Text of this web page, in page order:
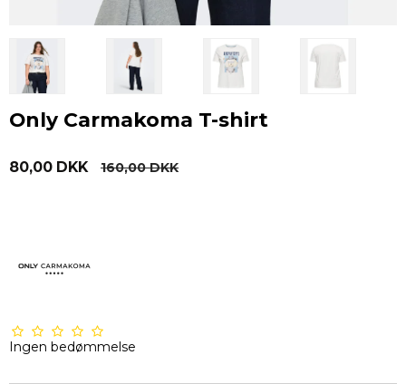
Only Carmakoma T-shirt
80,00 DKK 160,00 DKK
Ingen bedømmelse